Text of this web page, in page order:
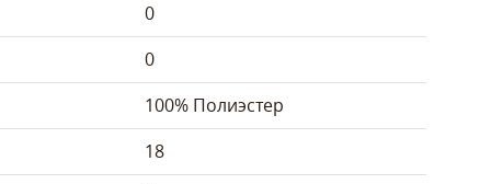
0
0
100% Полиэстер
18